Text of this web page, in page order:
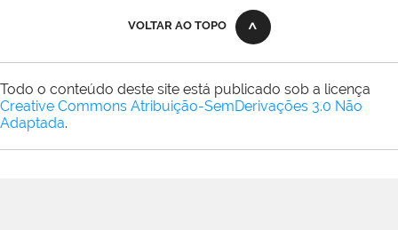
VOLTAR AO TOPO
Todo o conteúdo deste site está publicado sob a licença
Creative Commons Atribuição-SemDerivações 3.0 Não
Adaptada.